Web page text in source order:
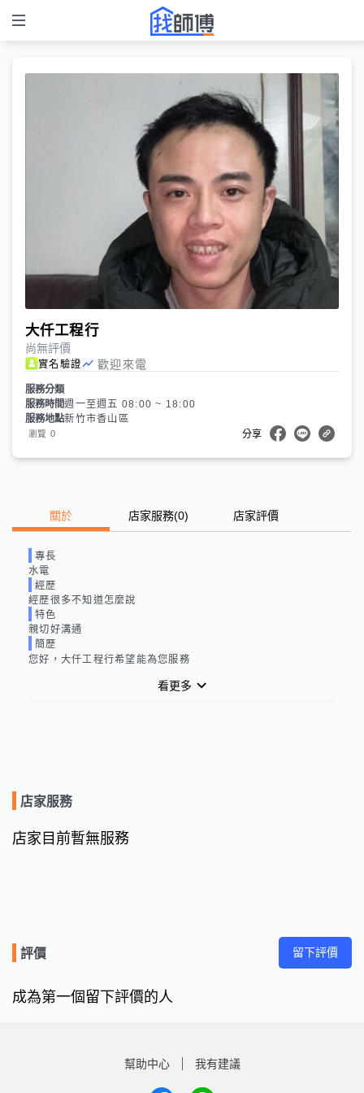
大仟工程行
尚無評價
實名驗證 歡迎來電
服務分類
服務時間週一至週五 08:00 ~ 18:00
服務地點新竹市香山區
瀏覽 0 分享
關於 店家服務(0) 店家評價
專長
水電
經歷
經歷很多不知道怎麼說
特色
親切好溝通
簡歷
您好，大仟工程行希望能為您服務
看更多
店家服務
店家目前暫無服務
評價 留下評價
成為第一個留下評價的人
幫助中心 我有建議